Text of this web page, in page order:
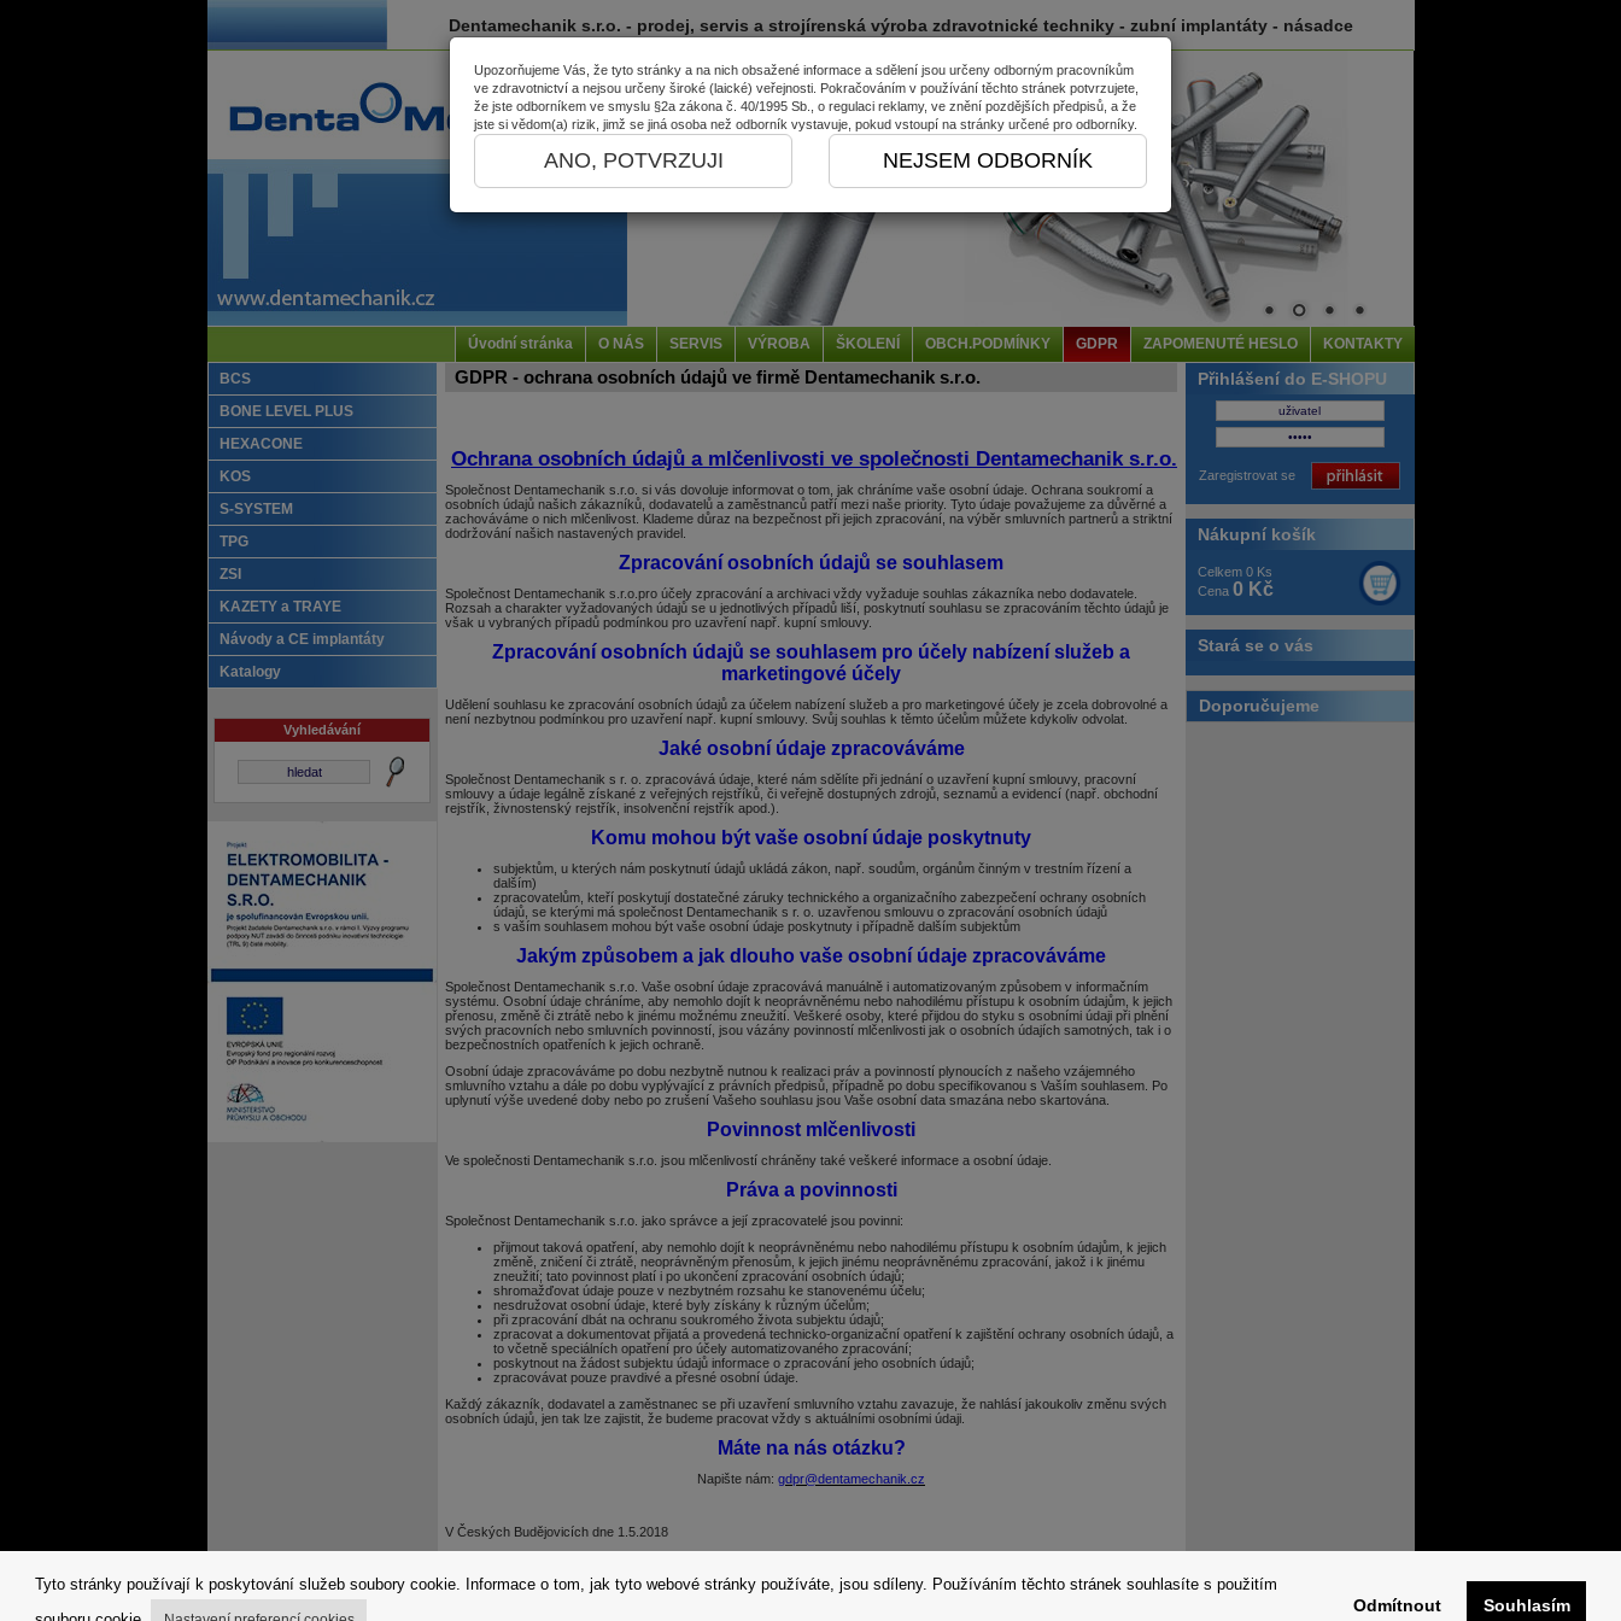
Tyto stránky používají k poskytování služeb soubory cookie. Informace o tom, jak tyto webové stránky používáte, jsou sdíleny. Používáním těchto stránek souhlasíte s použitím
Odmítnout Souhlasím
Dentamechanik s.r.o. - prodej, servis a strojírenská výroba zdravotnické techniky - zubní implantáty - násadce
Úvodní stránka O NÁS SERVIS VÝROBA ŠKOLENÍ OBCH.PODMÍNKY GDPR ZAPOMENUTÉ HESLO KONTAKTY
BCS
BONE LEVEL PLUS
HEXACONE
KOS
S-SYSTEM
TPG
ZSI
KAZETY a TRAYE
Návody a CE implantáty
Katalogy
Vyhledávání
GDPR - ochrana osobních údajů ve firmě Dentamechanik s.r.o.
Ochrana osobních údajů a mlčenlivosti ve společnosti Dentamechanik s.r.o.
Společnost Dentamechanik s.r.o. si vás dovoluje informovat o tom, jak chráníme vaše osobní údaje. Ochrana soukromí a
osobních údajů našich zákazníků, dodavatelů a zaměstnanců patří mezi naše priority. Tyto údaje považujeme za důvěrné a
zachováváme o nich mlčenlivost. Klademe důraz na bezpečnost při jejich zpracování, na výběr smluvních partnerů a striktní
dodržování našich nastavených pravidel.
Zpracování osobních údajů se souhlasem
Společnost Dentamechanik s.r.o.pro účely zpracování a archivaci vždy vyžaduje souhlas zákazníka nebo dodavatele.
Rozsah a charakter vyžadovaných údajů se u jednotlivých případů liší, poskytnutí souhlasu se zpracováním těchto údajů je
však u vybraných případů podmínkou pro uzavření např. kupní smlouvy.
Zpracování osobních údajů se souhlasem pro účely nabízení služeb a
marketingové účely
Udělení souhlasu ke zpracování osobních údajů za účelem nabízení služeb a pro marketingové účely je zcela dobrovolné a
není nezbytnou podmínkou pro uzavření např. kupní smlouvy. Svůj souhlas k těmto účelům můžete kdykoliv odvolat.
Jaké osobní údaje zpracováváme
Společnost Dentamechanik s r. o. zpracovává údaje, které nám sdělíte při jednání o uzavření kupní smlouvy, pracovní
smlouvy a údaje legálně získané z veřejných rejstříků, či veřejně dostupných zdrojů, seznamů a evidencí (např. obchodní
rejstřík, živnostenský rejstřík, insolvenční rejstřík apod.).
Komu mohou být vaše osobní údaje poskytnuty
subjektům, u kterých nám poskytnutí údajů ukládá zákon, např. soudům, orgánům činným v trestním řízení a
dalším)
zpracovatelům, kteří poskytují dostatečné záruky technického a organizačního zabezpečení ochrany osobních
údajů, se kterými má společnost Dentamechanik s r. o. uzavřenou smlouvu o zpracování osobních údajů
s vaším souhlasem mohou být vaše osobní údaje poskytnuty i případně dalším subjektům
Jakým způsobem a jak dlouho vaše osobní údaje zpracováváme
Společnost Dentamechanik s.r.o. Vaše osobní údaje zpracovává manuálně i automatizovaným způsobem v informačním
systému. Osobní údaje chráníme, aby nemohlo dojít k neoprávněnému nebo nahodilému přístupu k osobním údajům, k jejich
přenosu, změně či ztrátě nebo k jinému možnému zneužití. Veškeré osoby, které přijdou do styku s osobními údaji při plnění
svých pracovních nebo smluvních povinností, jsou vázány povinností mlčenlivosti jak o osobních údajích samotných, tak i o
bezpečnostních opatřeních k jejich ochraně.
Osobní údaje zpracováváme po dobu nezbytně nutnou k realizaci práv a povinností plynoucích z našeho vzájemného
smluvního vztahu a dále po dobu vyplývající z právních předpisů, případně po dobu specifikovanou s Vaším souhlasem. Po
uplynutí výše uvedené doby nebo po zrušení Vašeho souhlasu jsou Vaše osobní data smazána nebo skartována.
Povinnost mlčenlivosti
Ve společnosti Dentamechanik s.r.o. jsou mlčenlivostí chráněny také veškeré informace a osobní údaje.
Práva a povinnosti
Společnost Dentamechanik s.r.o. jako správce a její zpracovatelé jsou povinni:
přijmout taková opatření, aby nemohlo dojít k neoprávněnému nebo nahodilému přístupu k osobním údajům, k jejich
změně, zničení či ztrátě, neoprávněným přenosům, k jejich jinému neoprávněnému zpracování, jakož i k jinému
zneužití; tato povinnost platí i po ukončení zpracování osobních údajů;
shromažďovat údaje pouze v nezbytném rozsahu ke stanovenému účelu;
nesdružovat osobní údaje, které byly získány k různým účelům;
při zpracování dbát na ochranu soukromého života subjektu údajů;
zpracovat a dokumentovat přijatá a provedená technicko-organizační opatření k zajištění ochrany osobních údajů, a
to včetně speciálních opatření pro účely automatizovaného zpracování;
poskytnout na žádost subjektu údajů informace o zpracování jeho osobních údajů;
zpracovávat pouze pravdivé a přesné osobní údaje.
Každý zákazník, dodavatel a zaměstnanec se při uzavření smluvního vztahu zavazuje, že nahlásí jakoukoliv změnu svých
osobních údajů, jen tak lze zajistit, že budeme pracovat vždy s aktuálními osobními údaji.
Máte na nás otázku?
Napište nám: gdpr@dentamechanik.cz
V Českých Budějovicích dne 1.5.2018
Přihlášení do E-SHOPU
Zaregistrovat se
Nákupní košík
Celkem 0 Ks
Cena 0 Kč
Stará se o vás
Doporučujeme
Upozorňujeme Vás, že tyto stránky a na nich obsažené informace a sdělení jsou určeny odborným pracovníkům
ve zdravotnictví a nejsou určeny široké (laické) veřejnosti. Pokračováním v používání těchto stránek potvrzujete,
že jste odborníkem ve smyslu §2a zákona č. 40/1995 Sb., o regulaci reklamy, ve znění pozdějších předpisů, a že
jste si vědom(a) rizik, jimž se jiná osoba než odborník vystavuje, pokud vstoupí na stránky určené pro odborníky.
ANO, POTVRZUJI NEJSEM ODBORNÍK